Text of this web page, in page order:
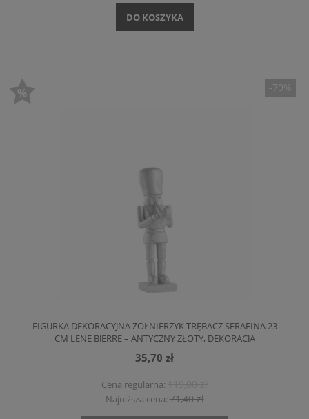
DO KOSZYKA
FIGURKA DEKORACYJNA ŻOŁNIERZYK TRĘBACZ SERAFINA 23
CM LENE BJERRE – ANTYCZNY ZŁOTY, DEKORACJA
ŚWIĄTECZNA
35,70 zł
Cena regularna:
Najniższa cena: 71,40 zł
-70%